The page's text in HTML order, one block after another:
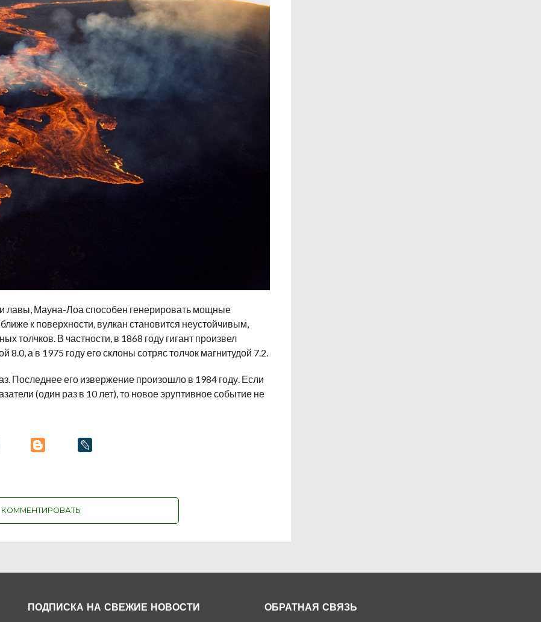
лавы, Мауна-Лоа способен генерировать мощные
к поверхности, вулкан становится неустойчивым,
толчков. В частности, в 1868 году гигант произвел
8.0, а в 1975 году его склоны сотряс толчок магнитудой 7.2.
Последнее его извержение произошло в 1984 году. Если
(один раз в 10 лет), то новое эруптивное событие не
КОММЕНТИРОВАТЬ
ПОДПИСКА НА СВЕЖИЕ НОВОСТИ ОБРАТНАЯ СВЯЗЬ